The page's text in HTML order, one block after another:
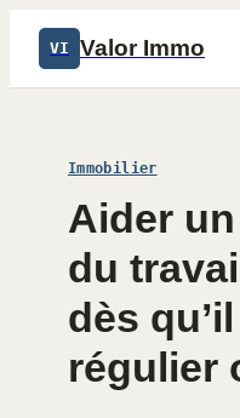
VI Valor Immo
Immobilier
Aider
du
dès
régulier